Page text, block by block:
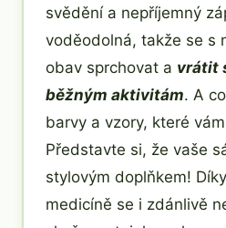
svědění a nepříjemný
voděodolná, takže se s
obav sprchovat a vrátit
běžným aktivitám. A
barvy a vzory, které
Představte si, že vaše
stylovým doplňkem!
medicíně se i zdánlivě